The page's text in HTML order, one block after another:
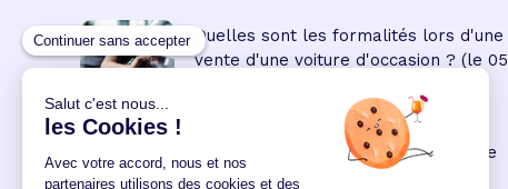
Quelles sont les formalités lors d'une
vente d'une voiture d'occasion ? (le 05
: les modalités de ce
crédit à la consommation